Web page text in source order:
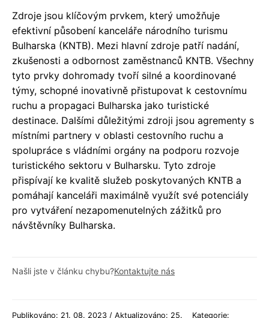
Zdroje jsou klíčovým prvkem, který umožňuje
efektivní působení kanceláře národního turismu
Bulharska (KNTB). Mezi hlavní zdroje patří nadání,
zkušenosti a odbornost zaměstnanců KNTB. Všechny
tyto prvky dohromady tvoří silné a koordinované
týmy, schopné inovativně přistupovat k cestovnímu
ruchu a propagaci Bulharska jako turistické
destinace. Dalšími důležitými zdroji jsou agrementy s
místními partnery v oblasti cestovního ruchu a
spolupráce s vládními orgány na podporu rozvoje
turistického sektoru v Bulharsku. Tyto zdroje
přispívají ke kvalitě služeb poskytovaných KNTB a
pomáhají kanceláři maximálně využít své potenciály
pro vytváření nezapomenutelných zážitků pro
návštěvníky Bulharska.
Našli jste v článku chybu?Kontaktujte nás
Publikováno: 21. 08. 2023 / Aktualizováno: 25. Kategorie: